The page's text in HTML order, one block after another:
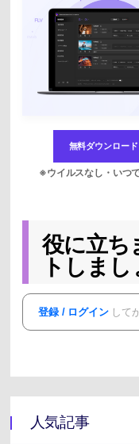
無料ダウンロード
役に立ち
トしまし
登録 / ログインして
人気記事